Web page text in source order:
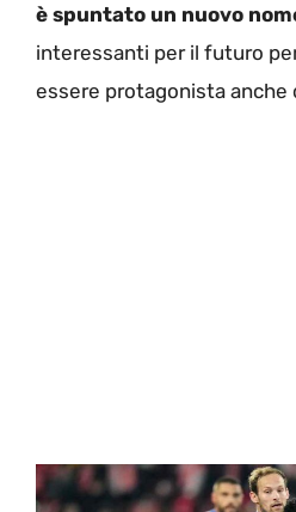
è spuntato un nuovo
interessanti per il futuro
essere protagonista anche